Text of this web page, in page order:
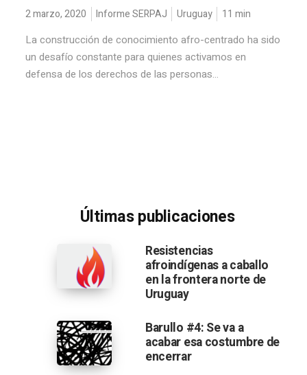
2 marzo, 2020 Informe SERPAJ Uruguay 11 min
La construcción de conocimiento afro-centrado ha sido
un desafío constante para quienes activamos en
defensa de los derechos de las personas...
Últimas publicaciones
Resistencias
afroindígenas a caballo
en la frontera norte de
Uruguay
Barullo #4: Se va a
acabar esa costumbre de
encerrar